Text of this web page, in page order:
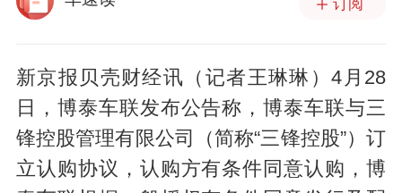
订阅
新京报贝壳财经讯（记者王琳琳）4月28
日，博泰车联发布公告称，博泰车联与三
锋控股管理有限公司（简称“三锋控股”）订
立认购协议，认购方有条件同意认购，博